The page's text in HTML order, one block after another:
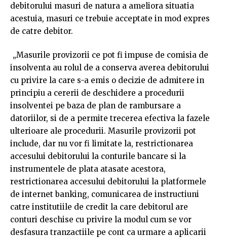
debitorului masuri de natura a ameliora situatia
acestuia, masuri ce trebuie acceptate in mod expres
de catre debitor.
„Masurile provizorii ce pot fi impuse de comisia de
insolventa au rolul de a conserva averea debitorului
cu privire la care s-a emis o decizie de admitere in
principiu a cererii de deschidere a procedurii
insolventei pe baza de plan de rambursare a
datoriilor, si de a permite trecerea efectiva la fazele
ulterioare ale procedurii. Masurile provizorii pot
include, dar nu vor fi limitate la, restrictionarea
accesului debitorului la conturile bancare si la
instrumentele de plata atasate acestora,
restrictionarea accesului debitorului la platformele
de internet banking, comunicarea de instructiuni
catre institutiile de credit la care debitorul are
conturi deschise cu privire la modul cum se vor
desfasura tranzactiile pe cont ca urmare a aplicarii